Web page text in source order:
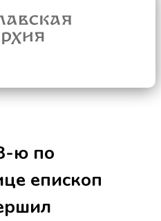
ю по
епископ